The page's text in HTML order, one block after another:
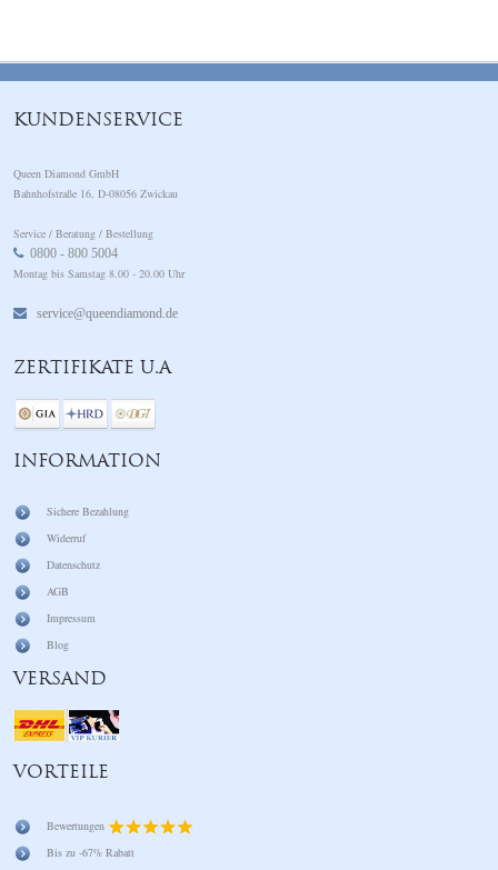
KUNDENSERVICE
Queen Diamond GmbH
Bahnhofstraße 16, D-08056 Zwickau
Service / Beratung / Bestellung
0800 - 800 5004
Montag bis Samstag 8.00 - 20.00 Uhr
service@queendiamond.de
ZERTIFIKATE U.A
INFORMATION
Sichere Bezahlung
Widerruf
Datenschutz
AGB
Impressum
Blog
VERSAND
VORTEILE
Bewertungen
Bis zu -67% Rabatt